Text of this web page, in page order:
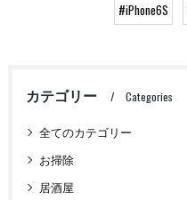
#iPhone6S
カテゴリー Categories
全てのカテゴリー
お掃除
居酒屋